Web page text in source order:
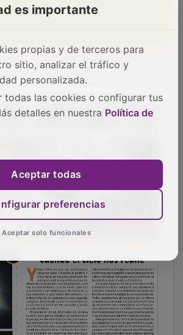
es importante
propias y de terceros para
sitio, analizar el tráfico y
personalizada.
todas las cookies o configurar tus
detalles en nuestra Política de
Aceptar todas
preferencias
Aceptar solo funcionales